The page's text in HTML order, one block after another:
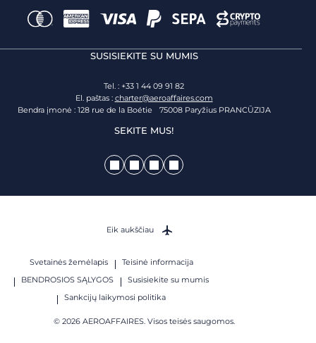
SUSISIEKITE SU MUMIS
Tel. : +33 1 44 09 91 82
El. paštas : charter@aeroaffaires.com
Bendra įmonė : 128 rue de la Boétie 75008 Paryžius PRANCŪZIJA
SEKITE MUS!
Svetainės žemėlapis
Teisinė informacija
BENDROSIOS SĄLYGOS
Susisiekite su mumis
Sankcijų laikymosi politika
© 2026 AEROAFFAIRES. Visos teisės saugomos.
Eik aukščiau